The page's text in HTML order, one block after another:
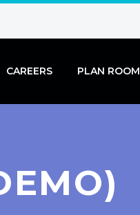
CAREERS PLAN ROOM